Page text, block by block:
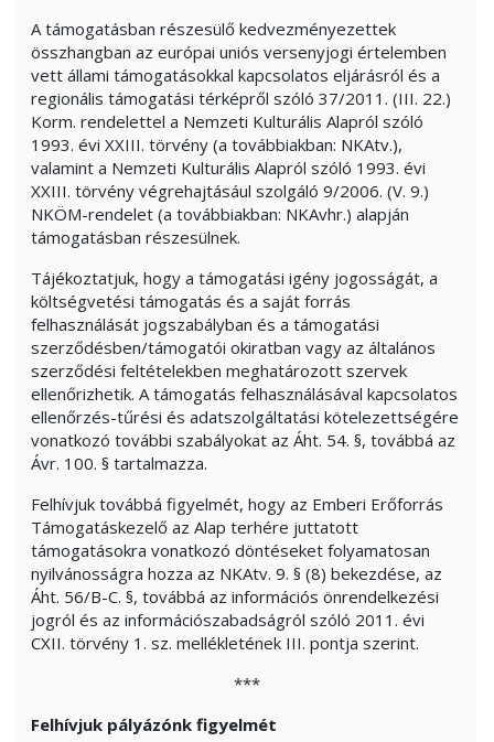
A támogatásban részesülő kedvezményezettek
összhangban az európai uniós versenyjogi értelemben
vett állami támogatásokkal kapcsolatos eljárásról és a
regionális támogatási térképről szóló 37/2011. (III. 22.)
Korm. rendelettel a Nemzeti Kulturális Alapról szóló
1993. évi XXIII. törvény (a továbbiakban: NKAtv.),
valamint a Nemzeti Kulturális Alapról szóló 1993. évi
XXIII. törvény végrehajtásául szolgáló 9/2006. (V. 9.)
NKÖM-rendelet (a továbbiakban: NKAvhr.) alapján
támogatásban részesülnek.
Tájékoztatjuk, hogy a támogatási igény jogosságát, a
költségvetési támogatás és a saját forrás
felhasználását jogszabályban és a támogatási
szerződésben/támogatói okiratban vagy az általános
szerződési feltételekben meghatározott szervek
ellenőrizhetik. A támogatás felhasználásával kapcsolatos
ellenőrzés-tűrési és adatszolgáltatási kötelezettségére
vonatkozó további szabályokat az Áht. 54. §, továbbá az
Ávr. 100. § tartalmazza.
Felhívjuk továbbá figyelmét, hogy az Emberi Erőforrás
Támogatáskezelő az Alap terhére juttatott
támogatásokra vonatkozó döntéseket folyamatosan
nyilvánosságra hozza az NKAtv. 9. § (8) bekezdése, az
Áht. 56/B-C. §, továbbá az információs önrendelkezési
jogról és az információszabadságról szóló 2011. évi
CXII. törvény 1. sz. mellékletének III. pontja szerint.
***
Felhívjuk pályázónk figyelmét